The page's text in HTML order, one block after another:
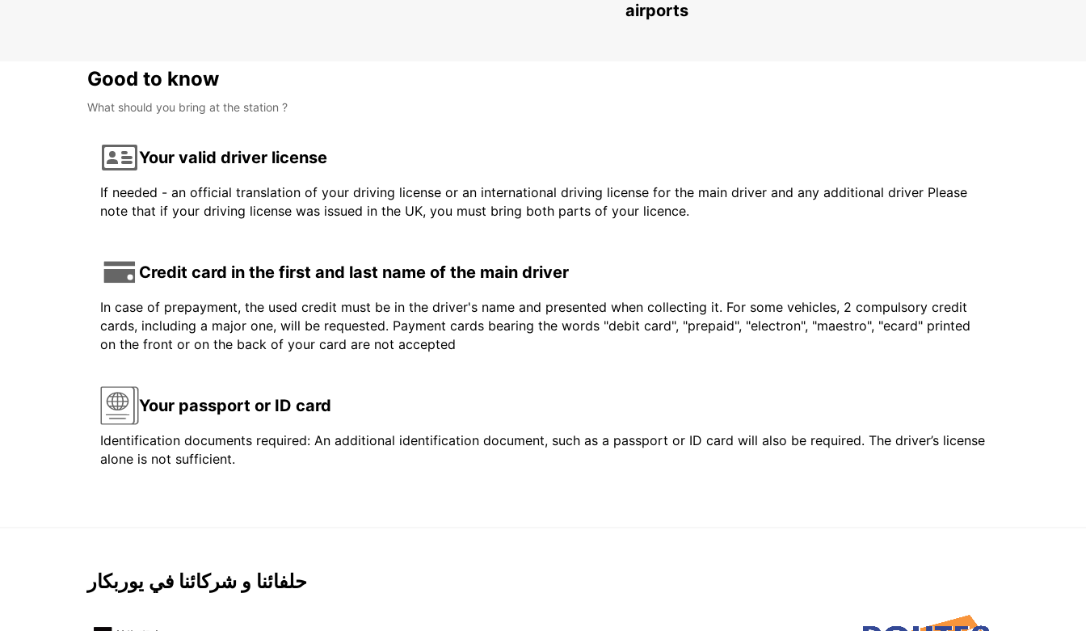
airports
Good to know
What should you bring at the station ?
Your valid driver license
If needed - an official translation of your driving license or an international driving license for the main driver and any additional driver Please
note that if your driving license was issued in the UK, you must bring both parts of your licence.
Credit card in the first and last name of the main driver
In case of prepayment, the used credit must be in the driver's name and presented when collecting it. For some vehicles, 2 compulsory credit
cards, including a major one, will be requested. Payment cards bearing the words "debit card", "prepaid", "electron", "maestro", "ecard" printed
on the front or on the back of your card are not accepted
Your passport or ID card
Identification documents required: An additional identification document, such as a passport or ID card will also be required. The driver’s license
alone is not sufficient.
حلفائنا و شركائنا في يوربكار